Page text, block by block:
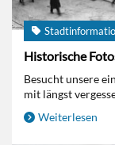
Historische
Besucht unsere
mit längst
Weiterlesen